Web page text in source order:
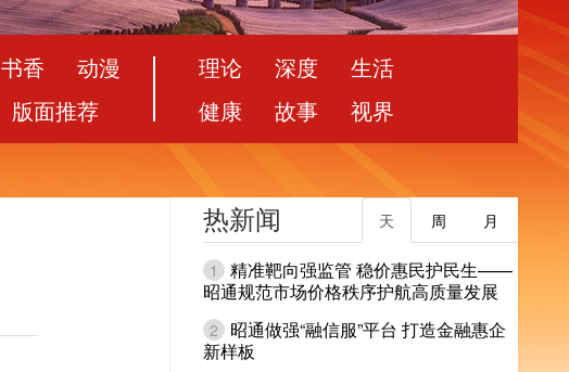
书香
动漫
版面推荐
理论 深度
生活
健康
故事 视界
热新闻 月
周
天
1
精准靶向强监管 稳价惠民护民生——
昭通规范市场价格秩序护航高质量发展
2
昭通做强“融信服”平台 打造金融惠企
新样板